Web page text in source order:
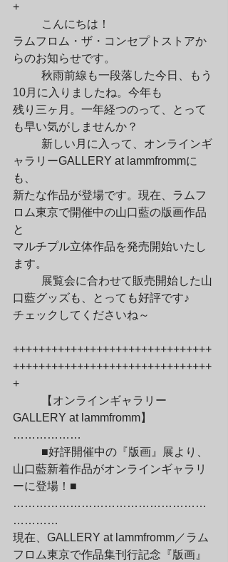
+
ラムフロム・ザ・コンセプトストアか
らのお知らせです。
10月に入りましたね。今年も
残り三ヶ月。一年経つのって、とって
も早い気がしませんか？
ャラリーGALLERY at lammfrommに
も、
新たな作品が登場です。現在、ラムフ
ロム東京で開催中の山口藍の版画作品
と
マルチプル立体作品を発売開始いたし
ます。
口藍グッズも、とっても好評です♪
チェックしてくださいね～
+++++++++++++++++++++++++++++++
+++++++++++++++++++++++++++++++
+
GALLERY at lammfromm】
………………
山口藍新着作品がオンラインギャラリ
ーに登場！■
……………………………………………
…………
現在、GALLERY at lammfromm／ラム
フロム東京で作品集刊行記念『版画』